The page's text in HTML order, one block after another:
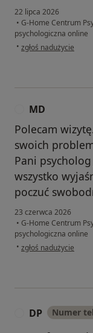
22 lipca 2026
• G-Home Centrum
psychologiczna online
• w opinii użytkownika
zgłoś nadużycie
MD
Polecam
swoich
Pani
wszystko
poczuć
23 czerwca 2026
• G-Home Centrum
psychologiczna online
• w opinii użytkownika
zgłoś nadużycie
DP Numer